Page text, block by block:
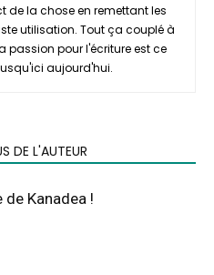
de la chose en remettant les
utilisation. Tout ça couplé à
passion pour l'écriture est ce
aujourd'hui.
DE L'AUTEUR
de Kanadea !